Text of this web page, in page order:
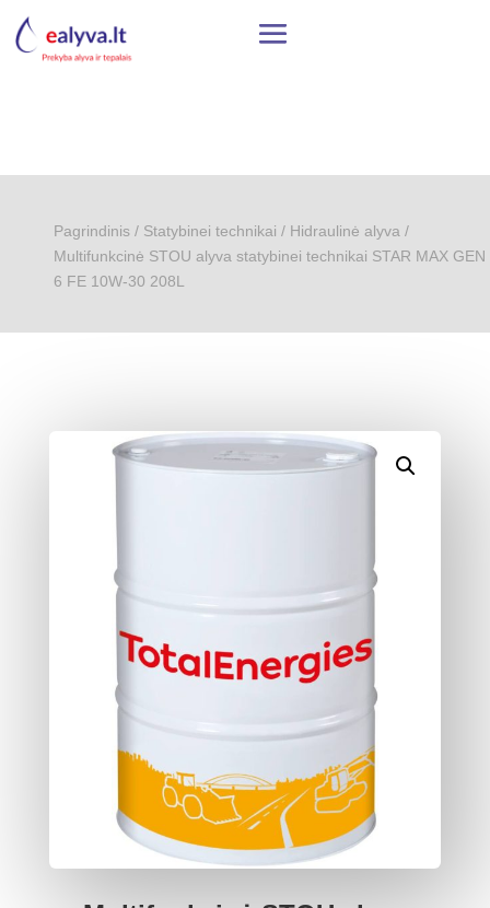
Pagrindinis/ Statybinei technikai / Hidraulinė alyva /
Multifunkcinė STOU alyva statybinei technikai STAR MAX GEN
6 FE 10W-30 208L